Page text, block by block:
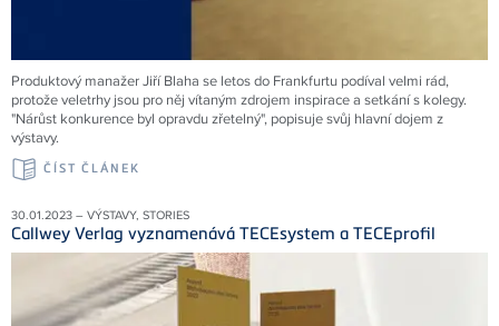
Produktový manažer Jiří Blaha se letos do Frankfurtu podíval velmi rád,
protože veletrhy jsou pro něj vítaným zdrojem inspirace a setkání s kolegy.
"Nárůst konkurence byl opravdu zřetelný", popisuje svůj hlavní dojem z
výstavy.
ČÍST ČLÁNEK
30.01.2023 – VÝSTAVY, STORIES
Callwey Verlag vyznamenává TECEsystem a TECEprofil